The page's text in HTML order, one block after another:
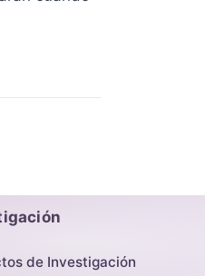
de Investigación